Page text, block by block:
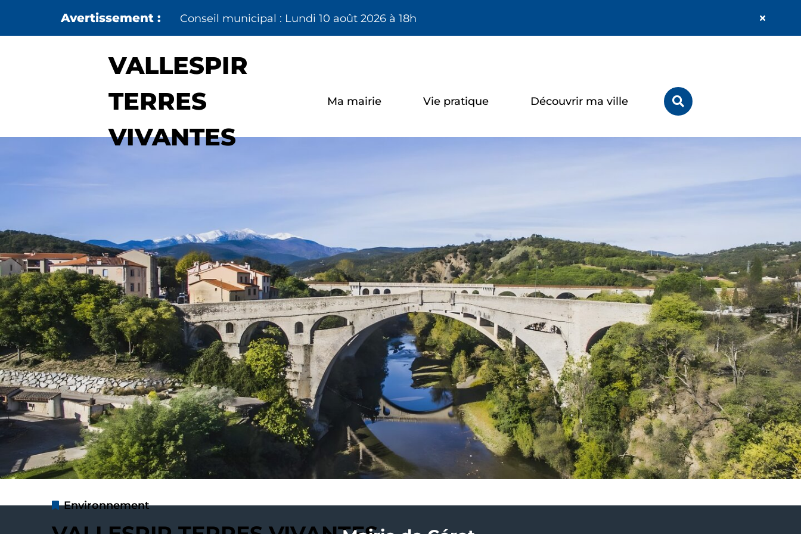
Conseil municipal : Lundi 10 août 2026 à 18h
Fermer
Info
VALLESPIR
TERRES
VIVANTES
Ma mairie Vie pratique Découvrir ma ville
sur
le
Environnement